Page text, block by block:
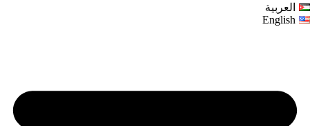
العربية
English